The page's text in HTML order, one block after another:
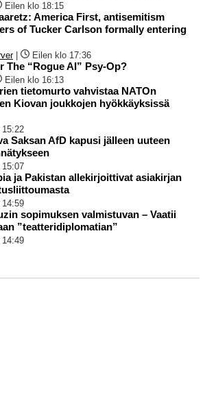
Eilen klo 18:15
America First, antisemitism
of Tucker Carlson formally entering
| Eilen klo 17:36
The “Rogue AI” Psy-Op?
Eilen klo 16:13
tietomurto vahvistaa NATOn
Kiovan joukkojen hyökkäyksissä
15:22
Saksan AfD kapusi jälleen uuteen
15:07
ja Pakistan allekirjoittivat asiakirjan
14:59
sopimuksen valmistuvan – Vaatii
”teatteridiplomatian”
14:49